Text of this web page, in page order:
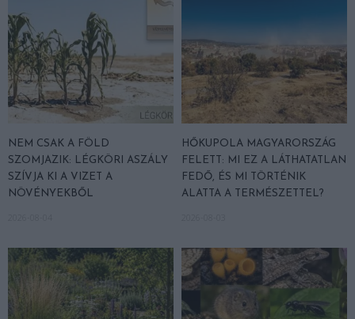
NEM CSAK A FÖLD
SZOMJAZIK: LÉGKÖRI ASZÁLY
SZÍVJA KI A VIZET A
NÖVÉNYEKBŐL
HŐKUPOLA MAGYARORSZÁG
FELETT: MI EZ A LÁTHATATLAN
FEDŐ, ÉS MI TÖRTÉNIK
ALATTA A TERMÉSZETTEL?